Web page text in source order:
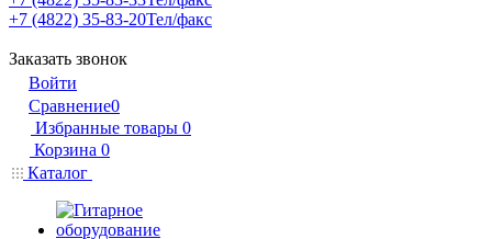
+7 (4822) 35-83-20Тел/факс
Заказать звонок
Войти
Сравнение0
Избранные товары 0
Корзина 0
Каталог